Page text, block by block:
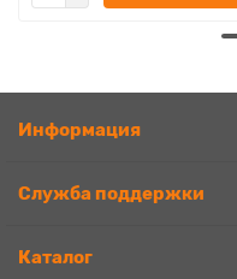
Информация
Служба поддержки
Каталог